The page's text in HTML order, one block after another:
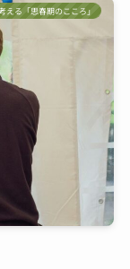
える「思春期のこころ」